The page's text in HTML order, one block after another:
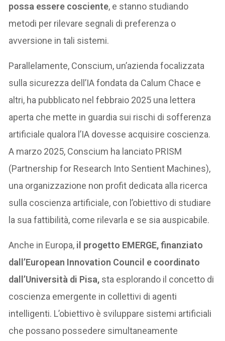
possa essere cosciente, e stanno studiando
metodi per rilevare segnali di preferenza o
avversione in tali sistemi.
Parallelamente, Conscium, un’azienda focalizzata
sulla sicurezza dell’IA fondata da Calum Chace e
altri, ha pubblicato nel febbraio 2025 una lettera
aperta che mette in guardia sui rischi di sofferenza
artificiale qualora l’IA dovesse acquisire coscienza.
A marzo 2025, Conscium ha lanciato PRISM
(Partnership for Research Into Sentient Machines),
una organizzazione non profit dedicata alla ricerca
sulla coscienza artificiale, con l’obiettivo di studiare
la sua fattibilità, come rilevarla e se sia auspicabile.
Anche in Europa, il progetto EMERGE, finanziato
dall’European Innovation Council e coordinato
dall’Università di Pisa, sta esplorando il concetto di
coscienza emergente in collettivi di agenti
intelligenti. L’obiettivo è sviluppare sistemi artificiali
che possano possedere simultaneamente